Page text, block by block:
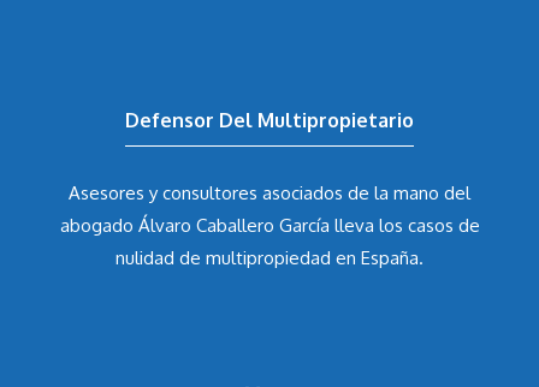
Asesores y consultores asociados de la mano del
abogado Álvaro Caballero Garcíalleva los casos de